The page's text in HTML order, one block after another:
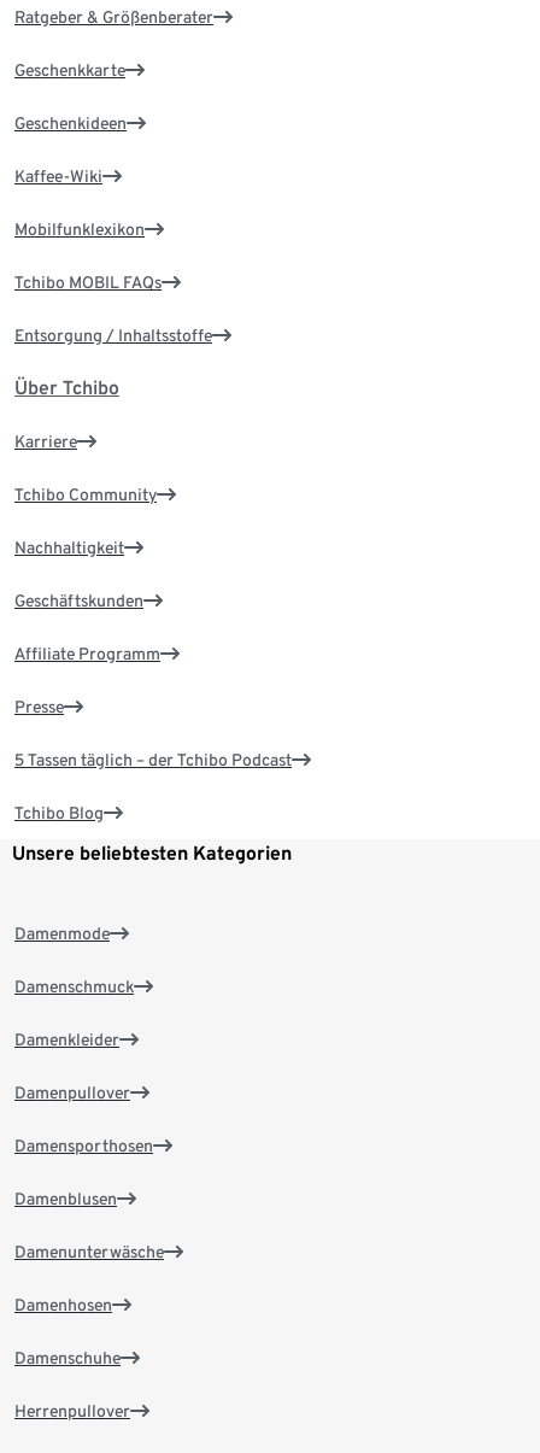
Ratgeber & Größenberater
Geschenkkarte
Geschenkideen
Kaffee-Wiki
Mobilfunklexikon
Tchibo MOBIL FAQs
Entsorgung / Inhaltsstoffe
Über Tchibo
Karriere
Tchibo Community
Nachhaltigkeit
Geschäftskunden
Affiliate Programm
Presse
5 Tassen täglich – der Tchibo Podcast
Tchibo Blog
Unsere beliebtesten Kategorien
Damenmode
Damenschmuck
Damenkleider
Damenpullover
Damensporthosen
Damenblusen
Damenunterwäsche
Damenhosen
Damenschuhe
Herrenpullover